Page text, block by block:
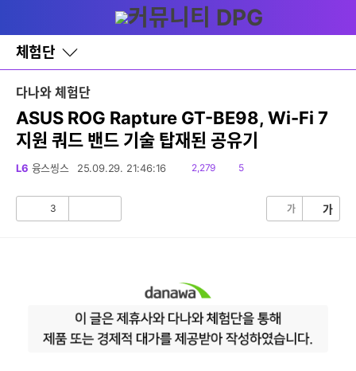
와
홈
체험단
바
로
가
기
레
이
어
토
다나와 체험단
ASUS ROG Rapture GT-BE98, Wi-Fi 7
지원 쿼드 밴드 기술 탑재된 공유기
L6 융스씽스 25.09.29. 21:46:16
읽
2,279
댓
5
3 가 가